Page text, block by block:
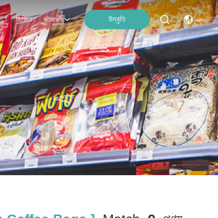
ভিডিও ঘটনাবলী উদ্ধৃতি